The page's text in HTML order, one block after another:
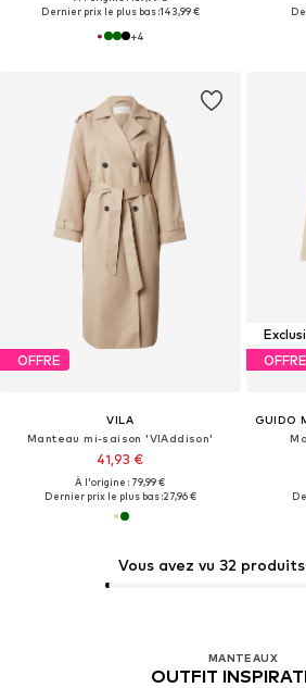
Dernier prix le plus bas :143,99 €
+4
OFFRE
VILA
Manteau mi-saison 'VIAddison'
41,93 €
À l'origine : 79,99 €
Dernier prix le plus bas :27,96 €
OFFRE
Vous avez vu 32 produits
MANTEAUX
OUTFIT